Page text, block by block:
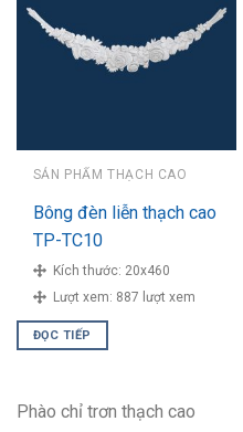
SẢN PHẨM THẠCH CAO
Bông đèn liễn thạch cao
TP-TC10
Kích thước: 20x460
Lượt xem: 887 lượt xem
ĐỌC TIẾP
Phào chỉ trơn thạch cao